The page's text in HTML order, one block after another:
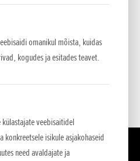
omanikul mõista, kuidas
kogudes ja esitades teavet.
veebisaitidel
konkreetsele isikule asjakohaseid
need avaldajate ja
masinale. Kui kuulete klõpsu,